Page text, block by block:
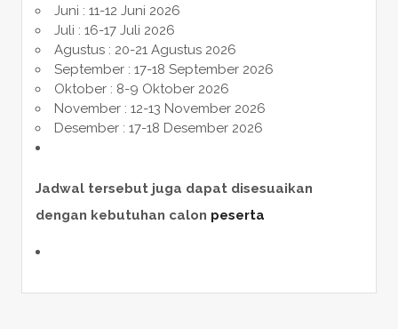
Juni : 11-12 Juni 2026
Juli : 16-17 Juli 2026
Agustus : 20-21 Agustus 2026
September : 17-18 September 2026
Oktober : 8-9 Oktober 2026
November : 12-13 November 2026
Desember : 17-18 Desember 2026
Jadwal tersebut juga dapat disesuaikan
dengan kebutuhan calon peserta